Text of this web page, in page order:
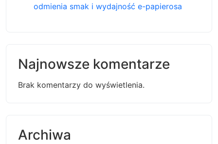
odmienia smak i wydajność e-papierosa
Najnowsze komentarze
Brak komentarzy do wyświetlenia.
Archiwa